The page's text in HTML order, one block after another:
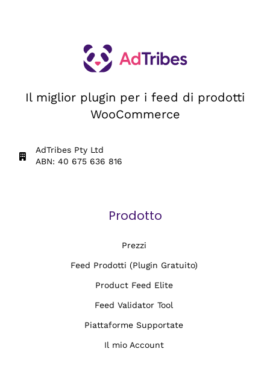
Il miglior plugin per i feed di prodotti
WooCommerce
AdTribes Pty Ltd
ABN: 40 675 636 816
Prodotto
Prezzi
Feed Prodotti (Plugin Gratuito)
Product Feed Elite
Feed Validator Tool
Piattaforme Supportate
Il mio Account